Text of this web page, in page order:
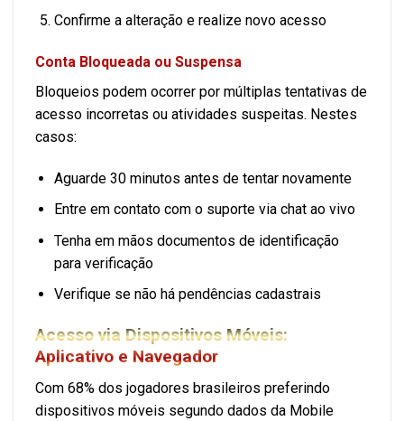
Confirme a alteração e realize novo acesso
Conta Bloqueada ou Suspensa
Bloqueios podem ocorrer por múltiplas tentativas de
acesso incorretas ou atividades suspeitas. Nestes
casos:
Aguarde 30 minutos antes de tentar novamente
Entre em contato com o suporte via chat ao vivo
Tenha em mãos documentos de identificação
para verificação
Verifique se não há pendências cadastrais
Acesso via Dispositivos Móveis:
Aplicativo e Navegador
Com 68% dos jogadores brasileiros preferindo
dispositivos móveis segundo dados da Mobile